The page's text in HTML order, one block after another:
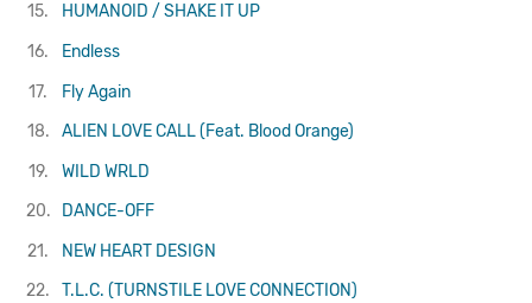
15.
HUMANOID / SHAKE IT UP
16.
Endless
17.
Fly Again
18.
ALIEN LOVE CALL (Feat. Blood Orange)
19.
WILD WRLD
20.
DANCE-OFF
21.
NEW HEART DESIGN
22.
T.L.C. (TURNSTILE LOVE CONNECTION)